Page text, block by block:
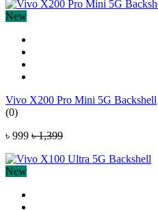
New
Vivo X200 Pro Mini 5G Backshell
(0)
৳ 999 ৳ 1,399
New